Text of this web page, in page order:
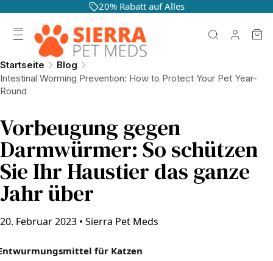
20% Rabatt auf Alles
Startseite
Blog
Intestinal Worming Prevention: How to Protect Your Pet Year-
Round
Vorbeugung gegen
Darmwürmer: So schützen
Sie Ihr Haustier das ganze
Jahr über
20. Februar 2023 • Sierra Pet Meds
für Katzen